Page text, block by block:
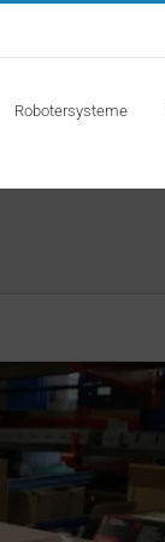
Robotersysteme